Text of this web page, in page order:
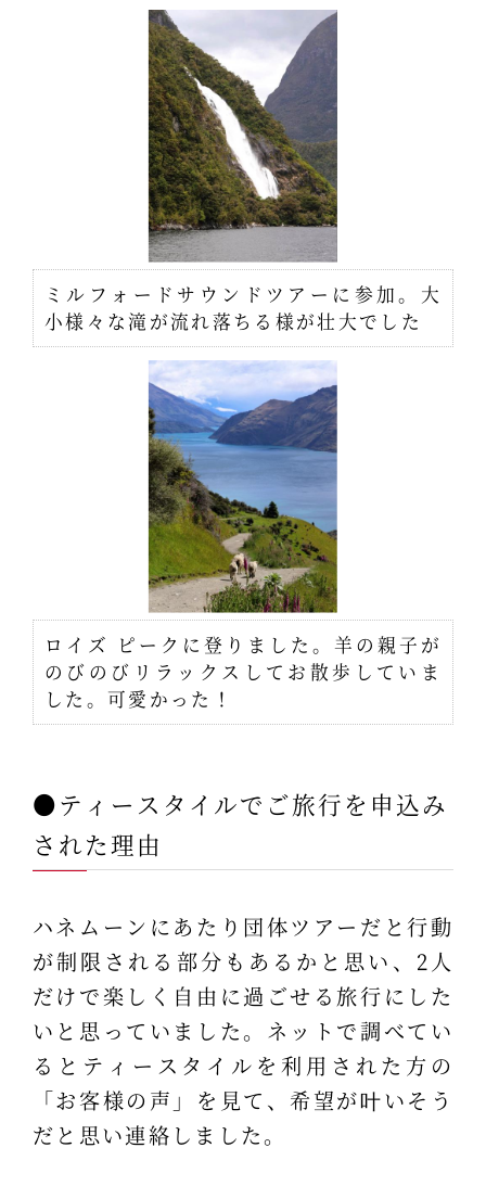
ミルフォードサウンドツアーに参加。大
小様々な滝が流れ落ちる様が壮大でした
ロイズ ピークに登りました。羊の親子が
のびのびリラックスしてお散歩していま
した。可愛かった！
●ティースタイルでご旅行を申込み
された理由
ハネムーンにあたり団体ツアーだと行動
が制限される部分もあるかと思い、2人
だけで楽しく自由に過ごせる旅行にした
いと思っていました。ネットで調べてい
るとティースタイルを利用された方の
「お客様の声」を見て、希望が叶いそう
だと思い連絡しました。